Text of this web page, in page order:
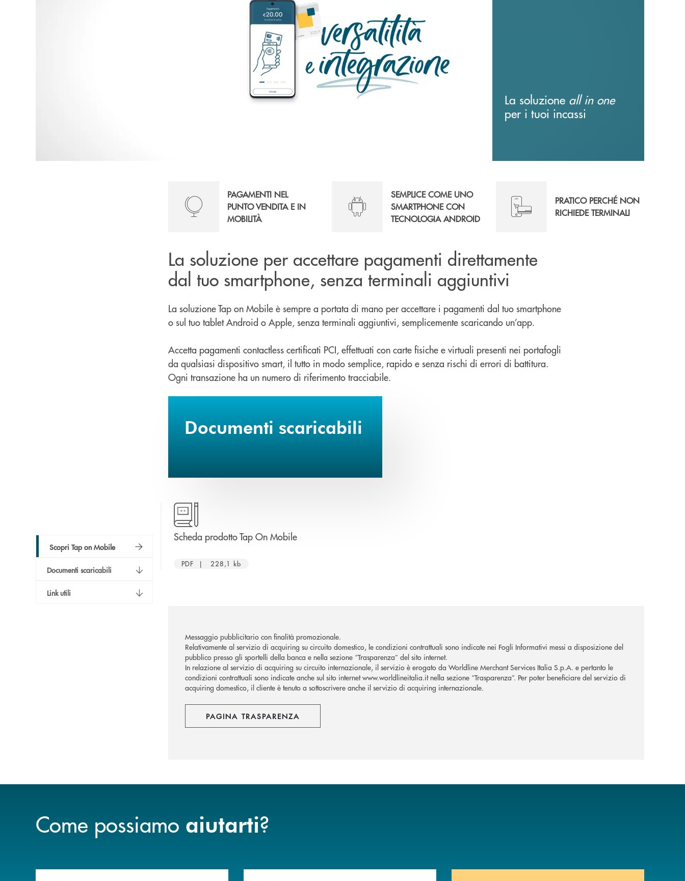
La soluzione all in one
per i tuoi incassi
Scopri Tap on Mobile
Documenti scaricabili
Link utili
PAGAMENTI NEL
PUNTO VENDITA E IN
MOBILITÀ
SEMPLICE COME UNO
SMARTPHONE CON
TECNOLOGIA ANDROID
PRATICO PERCHÉ NON
RICHIEDE TERMINALI
La soluzione per accettare pagamenti direttamente
dal tuo smartphone, senza terminali aggiuntivi
La soluzione Tap on Mobile è sempre a portata di mano per accettare i pagamenti dal tuo smartphone
o sul tuo tablet Android o Apple, senza terminali aggiuntivi, semplicemente scaricando un’app.
Accetta pagamenti contactless certificati PCI, effettuati con carte fisiche e virtuali presenti nei portafogli
da qualsiasi dispositivo smart, il tutto in modo semplice, rapido e senza rischi di errori di battitura.
Ogni transazione ha un numero di riferimento tracciabile.
Documenti scaricabili
Scheda prodotto Tap On Mobileapre una nuova finestra
PDF | 228,1 kb
Messaggio pubblicitario con finalità promozionale.
Relativamente al servizio di acquiring su circuito domestico, le condizioni contrattuali sono indicate nei Fogli Informativi messi a disposizione del
pubblico presso gli sportelli della banca e nella sezione “Trasparenza” del sito internet.
In relazione al servizio di acquiring su circuito internazionale, il servizio è erogato da Worldline Merchant Services Italia S.p.A. e pertanto le
condizioni contrattuali sono indicate anche sul sito internet www.worldlineitalia.it nella sezione “Trasparenza”. Per poter beneficiare del servizio di
acquiring domestico, il cliente è tenuto a sottoscrivere anche il servizio di acquiring internazionale.
PAGINA TRASPARENZA
Come possiamo aiutarti?